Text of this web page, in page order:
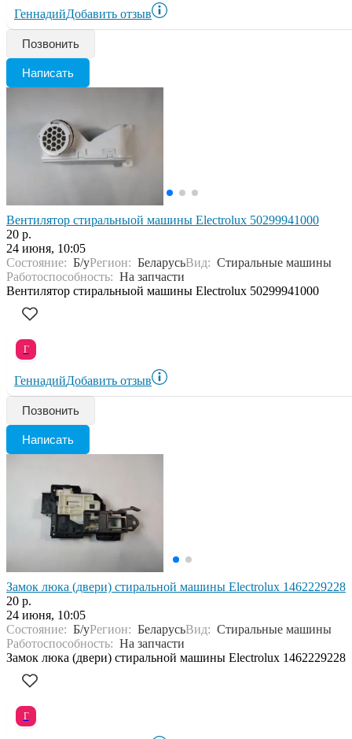
ГеннадийДобавить отзыв
Позвонить
Написать
Вентилятор стиральныой машины Electrolux 50299941000
20 р.
24 июня, 10:05
Состояние: Б/уРегион: БеларусьВид: Стиральные машины
Работоспособность: На запчасти
Вентилятор стиральныой машины Electrolux 50299941000
Г
ГеннадийДобавить отзыв
Позвонить
Написать
Замок люка (двери) стиральной машины Electrolux 1462229228
20 р.
24 июня, 10:05
Состояние: Б/уРегион: БеларусьВид: Стиральные машины
Работоспособность: На запчасти
Замок люка (двери) стиральной машины Electrolux 1462229228
Г